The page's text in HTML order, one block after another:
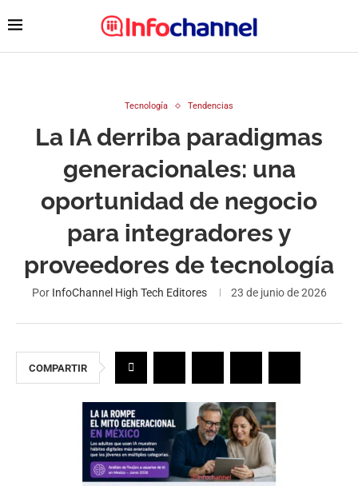
Tecnología Tendencias
La IA derriba paradigmas
generacionales: una
oportunidad de negocio
para integradores y
proveedores de tecnología
Por InfoChannel High Tech Editores 23 de junio de 2026
COMPARTIR